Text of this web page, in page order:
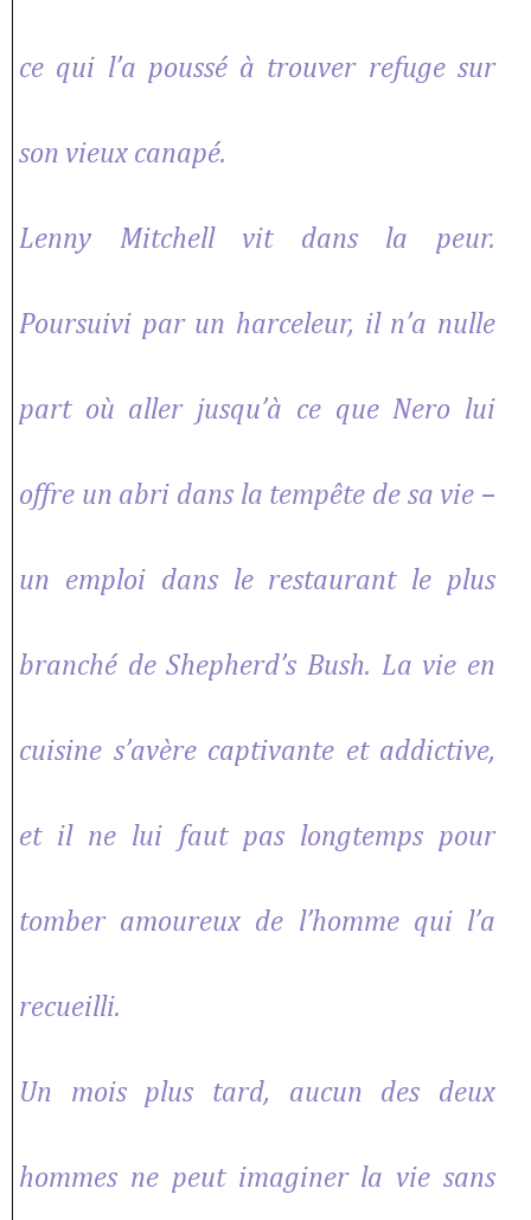
ce qui l’a poussé à trouver refuge sur
son vieux canapé.
Lenny Mitchell vit dans la peur.
Poursuivi par un harceleur, il n’a nulle
part où aller jusqu’à ce que Nero lui
offre un abri dans la tempête de sa vie –
un emploi dans le restaurant le plus
branché de Shepherd’s Bush. La vie en
cuisine s’avère captivante et addictive,
et il ne lui faut pas longtemps pour
tomber amoureux de l’homme qui l’a
recueilli.
Un mois plus tard, aucun des deux
hommes ne peut imaginer la vie sans